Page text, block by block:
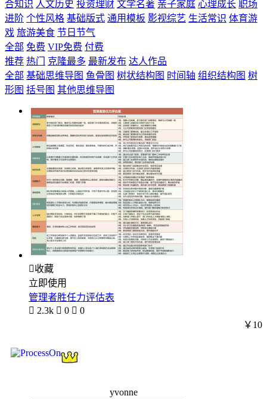
合知识 人文历史 投资理财 文学名著 亲子家庭 心理成长 职场
进阶 个性风格 基础版式 通用模板 影视综艺 生活常识 体育游
戏 旅游美食 节日节气
全部 免费 VIP免费 付费
推荐 热门 克隆最多 最新发布 达人作品
全部 基础思维导图 鱼骨图 树状结构图 时间轴 组织结构图 树
形图 括号图 其他思维导图
收藏
立即使用
管理者胜任力评估表
 2.3k  0  0
yvonne
￥10